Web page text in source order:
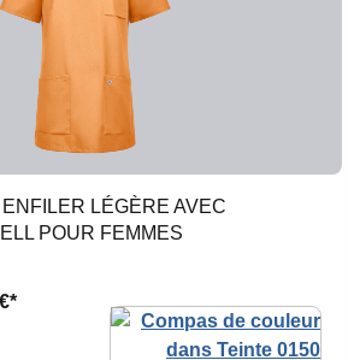
LÉGÈRE AVEC
POUR FEMMES